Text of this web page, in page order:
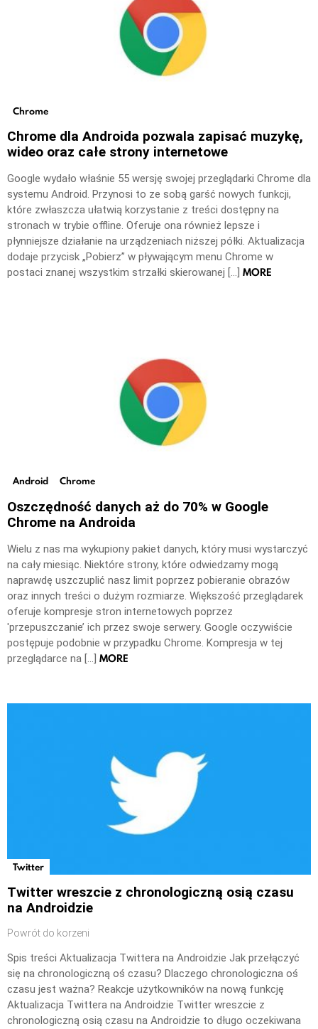
Chrome
Chrome dla Androida pozwala zapisać muzykę,
wideo oraz całe strony internetowe
Google wydało właśnie 55 wersję swojej przeglądarki Chrome dla
systemu Android. Przynosi to ze sobą garść nowych funkcji,
które zwłaszcza ułatwią korzystanie z treści dostępny na
stronach w trybie offline. Oferuje ona również lepsze i
płynniejsze działanie na urządzeniach niższej półki. Aktualizacja
dodaje przycisk „Pobierz” w pływającym menu Chrome w
postaci znanej wszystkim strzałki skierowanej […] MORE
Android Chrome
Oszczędność danych aż do 70% w Google
Chrome na Androida
Wielu z nas ma wykupiony pakiet danych, który musi wystarczyć
na cały miesiąc. Niektóre strony, które odwiedzamy mogą
naprawdę uszczuplić nasz limit poprzez pobieranie obrazów
oraz innych treści o dużym rozmiarze. Większość przeglądarek
oferuje kompresje stron internetowych poprzez
'przepuszczanie’ ich przez swoje serwery. Google oczywiście
postępuje podobnie w przypadku Chrome. Kompresja w tej
przeglądarce na […] MORE
Twitter
Twitter wreszcie z chronologiczną osią czasu
na Androidzie
Powrót do korzeni
Spis treści Aktualizacja Twittera na Androidzie Jak przełączyć
się na chronologiczną oś czasu? Dlaczego chronologiczna oś
czasu jest ważna? Reakcje użytkowników na nową funkcję
Aktualizacja Twittera na Androidzie Twitter wreszcie z
chronologiczną osią czasu na Androidzie to długo oczekiwana